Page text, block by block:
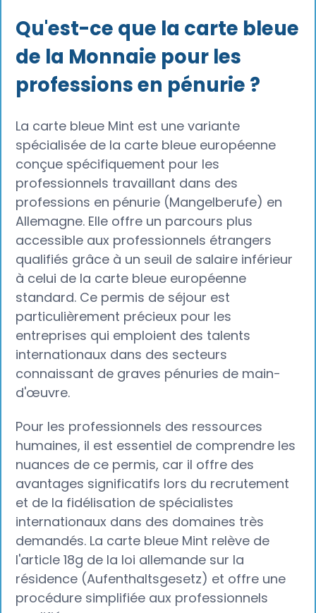
Qu'est-ce que la carte bleue
de la Monnaie pour les
professions en pénurie ?
La carte bleue Mint est une variante
spécialisée de la carte bleue européenne
conçue spécifiquement pour les
professionnels travaillant dans des
professions en pénurie (Mangelberufe) en
Allemagne. Elle offre un parcours plus
accessible aux professionnels étrangers
qualifiés grâce à un seuil de salaire inférieur
à celui de la carte bleue européenne
standard. Ce permis de séjour est
particulièrement précieux pour les
entreprises qui emploient des talents
internationaux dans des secteurs
connaissant de graves pénuries de main-
d'œuvre.
Pour les professionnels des ressources
humaines, il est essentiel de comprendre les
nuances de ce permis, car il offre des
avantages significatifs lors du recrutement
et de la fidélisation de spécialistes
internationaux dans des domaines très
demandés. La carte bleue Mint relève de
l'article 18g de la loi allemande sur la
résidence (Aufenthaltsgesetz) et offre une
procédure simplifiée aux professionnels